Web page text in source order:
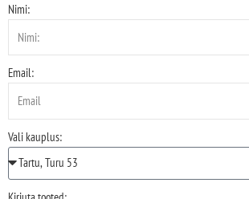
Nimi:
Email:
Vali kauplus: